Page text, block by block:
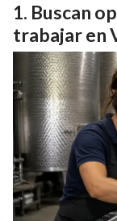
Buscan
trabajar en